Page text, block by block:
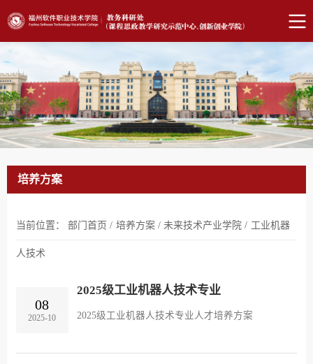
培养方案
当前位置： 部门首页 / 培养方案 / 未来技术产业学院 / 工业机器
人技术
08
2025-10
2025级工业机器人技术专业
2025级工业机器人技术专业人才培养方案